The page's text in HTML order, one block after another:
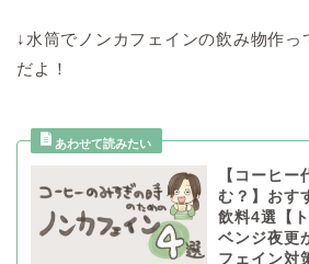
↓水筒でノンカフェインの飲み物作っ
だよ！
【コーヒー
む？】おす
飲料4選【
ベンジ夜更
フェイン対